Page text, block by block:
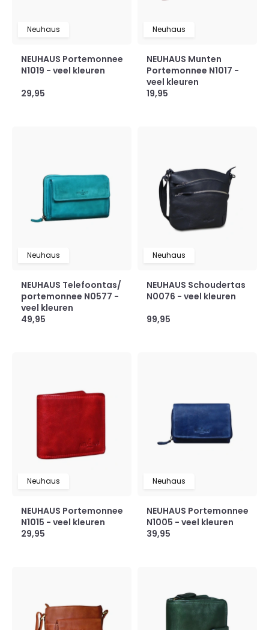
Neuhaus
NEUHAUS Portemonnee
N1019 - veel kleuren
29,95
Neuhaus
NEUHAUS Munten
Portemonnee N1017 -
veel kleuren
19,95
Neuhaus
NEUHAUS Telefoontas/
portemonnee N0577 -
veel kleuren
49,95
Neuhaus
NEUHAUS Schoudertas
N0076 - veel kleuren
99,95
Neuhaus
NEUHAUS Portemonnee
N1015 - veel kleuren
29,95
Neuhaus
NEUHAUS Portemonnee
N1005 - veel kleuren
39,95